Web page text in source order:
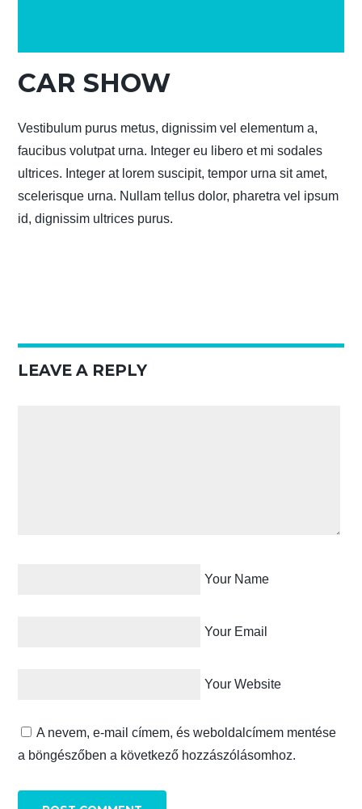
CAR SHOW
Vestibulum purus metus, dignissim vel elementum a,
faucibus volutpat urna. Integer eu libero et mi sodales
ultrices. Integer at lorem suscipit, tempor urna sit amet,
scelerisque urna. Nullam tellus dolor, pharetra vel ipsum
id, dignissim ultrices purus.
LEAVE A REPLY
Your Name
Your Email
Your Website
A nevem, e-mail címem, és weboldalcímem mentése
a böngészőben a következő hozzászólásomhoz.